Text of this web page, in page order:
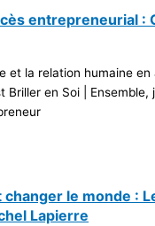
entrepreneurial :
et la relation humaine
Briller en Soi | Ensemble,
changer le monde :
Lapierre